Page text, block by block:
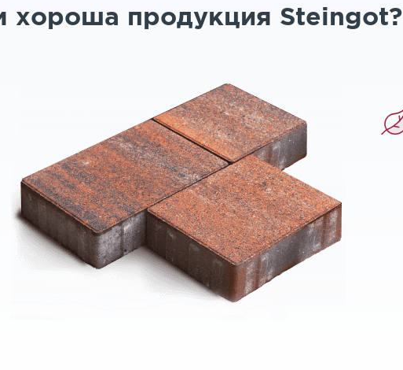
хороша продукция Steingot?